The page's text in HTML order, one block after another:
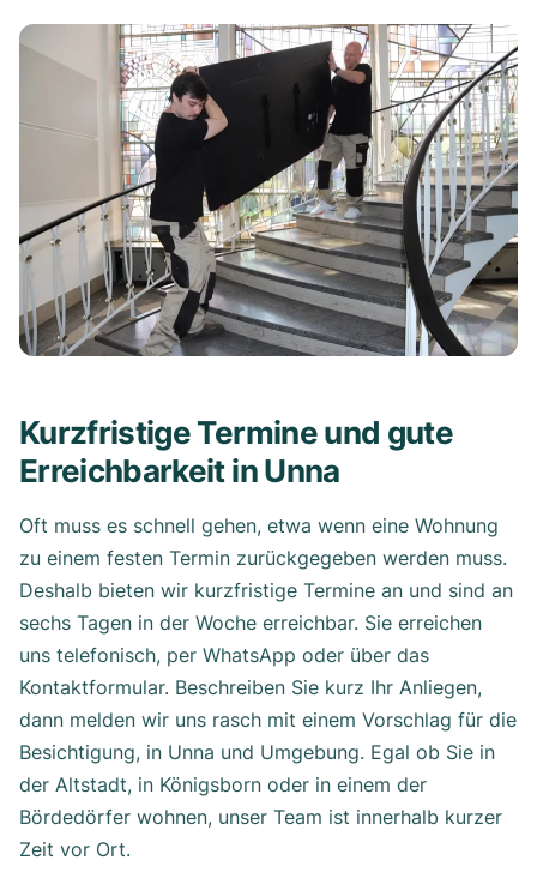
Kurzfristige Termine und gute
Erreichbarkeit in Unna
Oft muss es schnell gehen, etwa wenn eine Wohnung
zu einem festen Termin zurückgegeben werden muss.
Deshalb bieten wir kurzfristige Termine an und sind an
sechs Tagen in der Woche erreichbar. Sie erreichen
uns telefonisch, per WhatsApp oder über das
Kontaktformular. Beschreiben Sie kurz Ihr Anliegen,
dann melden wir uns rasch mit einem Vorschlag für die
Besichtigung, in Unna und Umgebung. Egal ob Sie in
der Altstadt, in Königsborn oder in einem der
Bördedörfer wohnen, unser Team ist innerhalb kurzer
Zeit vor Ort.